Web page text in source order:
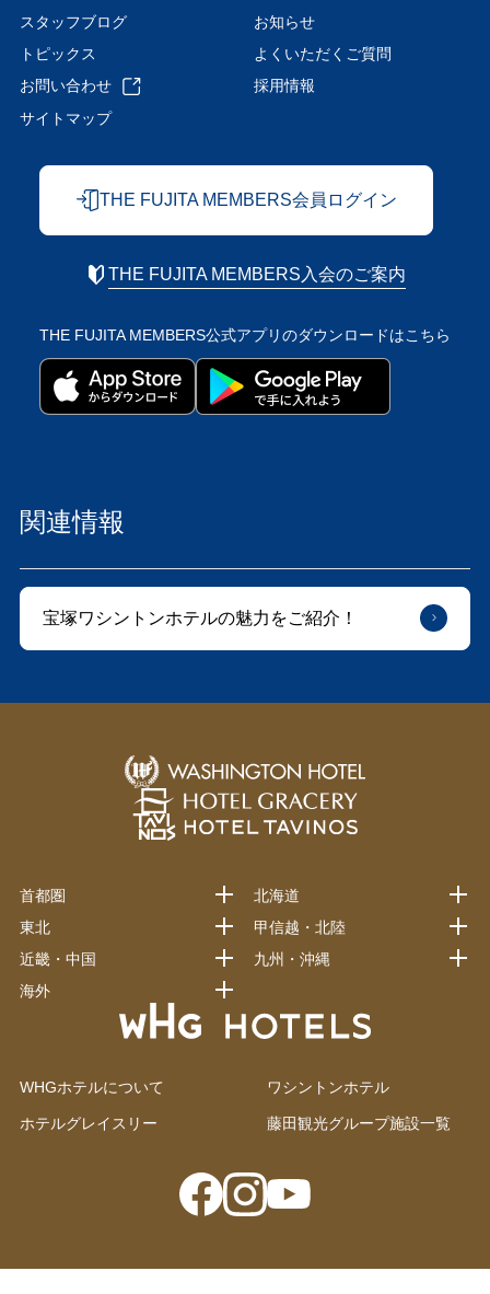
スタッフブログ
お知らせ
トピックス
よくいただくご質問
お問い合わせ
採用情報
サイトマップ
THE FUJITA MEMBERS会員ログイン
THE FUJITA MEMBERS入会のご案内
THE FUJITA MEMBERS公式アプリのダウンロードはこちら
関連情報
宝塚ワシントンホテルの魅力をご紹介！
WHGホテルについて ワシントンホテル
ホテルグレイスリー 藤田観光グループ施設一覧
首都圏
北海道
東北
甲信越・北陸
近畿・中国
九州・沖縄
海外